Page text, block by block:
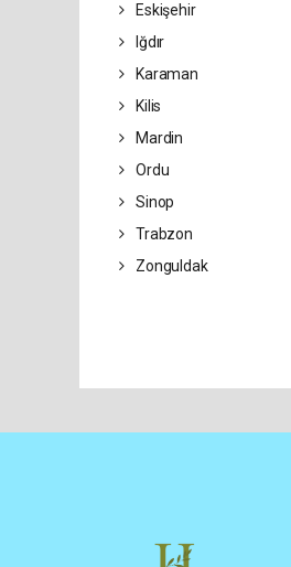
Eskişehir
Iğdır
Karaman
Kilis
Mardin
Ordu
Sinop
Trabzon
Zonguldak